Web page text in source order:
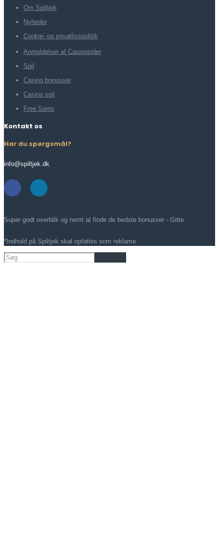
Om Spiltjek
Nyheder
Cookie- og privatlivspolitik
Anmeldelser af Casinosider
Spil
Casino bonusser
Casino spil
Free Spins
Kontakt os
Har du spørgsmål?
info@spiltjek.dk
Super godt overblik og nemt at finde de bedste bonusser - Gitte
*Indhold på Spiltjek skal opfattes som reklame